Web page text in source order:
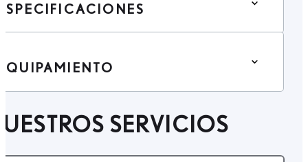
SERVICIOS